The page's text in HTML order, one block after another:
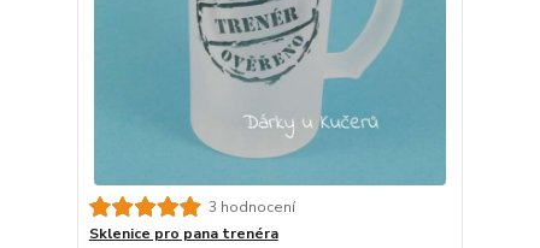
3 hodnocení
Sklenice pro pana trenéra